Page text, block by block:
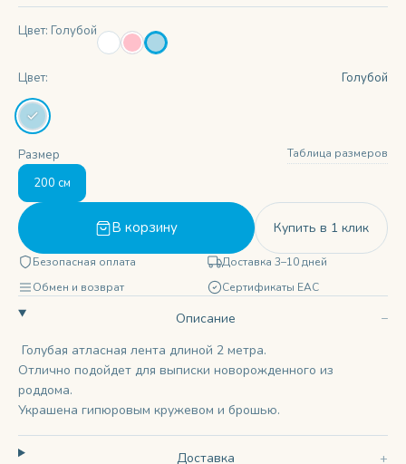
Цвет: Голубой
Цвет: Голубой
Размер Таблица размеров
200 см
В корзину Купить в 1 клик
Безопасная оплата
Доставка 3–10 дней
Обмен и возврат
Сертификаты ЕАС
Описание
Голубая атласная лента длиной 2 метра.
Отлично подойдет для выписки новорожденного из
роддома.
Украшена гипюровым кружевом и брошью.
Доставка